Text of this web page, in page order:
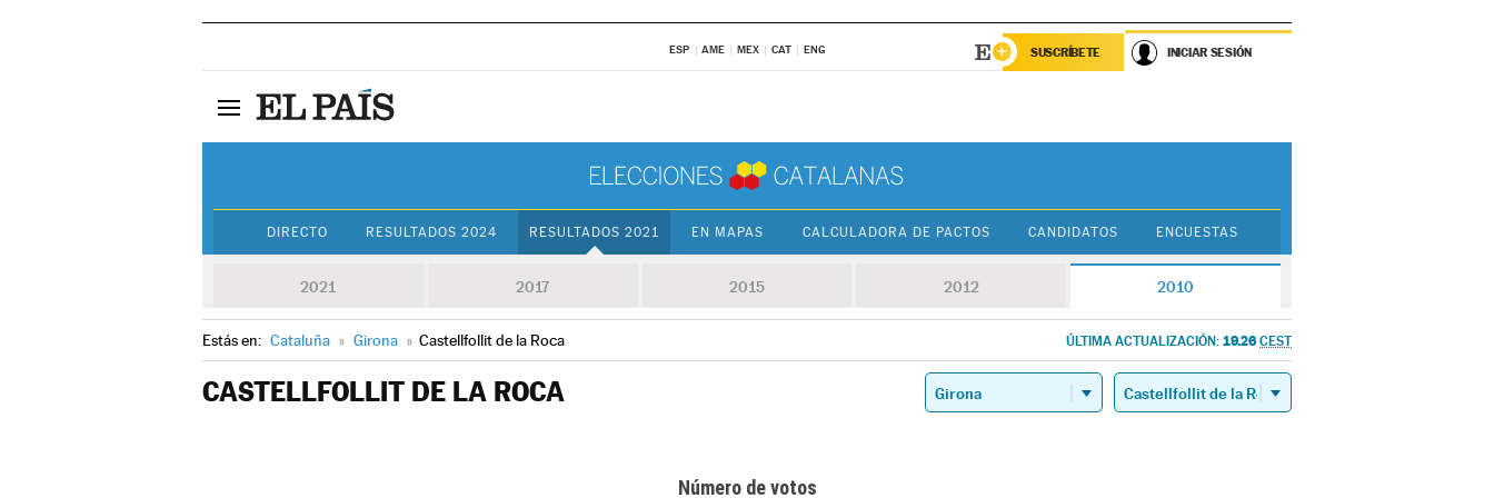
ESP AME MEX CAT ENG SUSCRÍBETE INICIAR SESIÓN
DIRECTO RESULTADOS 2024 RESULTADOS 2021 EN MAPAS CALCULADORA DE PACTOS CANDIDATOS ENCUESTAS
2021 2017 2015 2012 2010
Estás en: Cataluña » Girona » Castellfollit de la Roca ÚLTIMA ACTUALIZACIÓN: 19.26 CEST
CASTELLFOLLIT DE LA ROCA
Número de votos